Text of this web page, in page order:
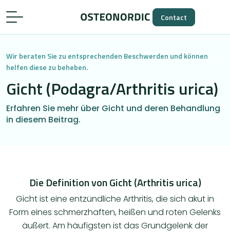
Contact
Wir beraten Sie zu entsprechenden Beschwerden und können
helfen diese zu beheben.
Gicht (Podagra/Arthritis urica)
Erfahren Sie mehr über Gicht und deren Behandlung
in diesem Beitrag.
Die Definition von Gicht (Arthritis urica)
Gicht ist eine entzündliche Arthritis, die sich akut in
Form eines schmerzhaften, heißen und roten Gelenks
äußert. Am häufigsten ist das Grundgelenk der